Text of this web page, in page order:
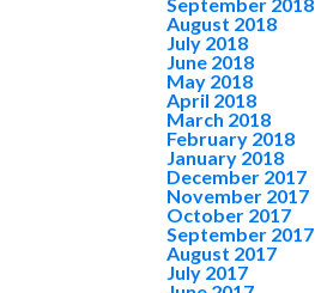
August 2018
July 2018
June 2018
May 2018
April 2018
March 2018
February 2018
January 2018
December 2017
November 2017
October 2017
September 2017
August 2017
July 2017